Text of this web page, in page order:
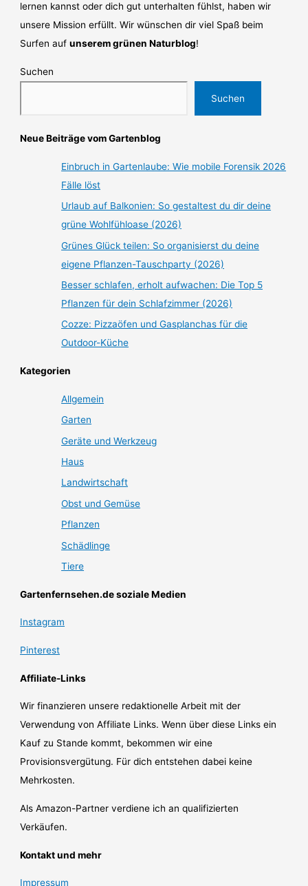
lernen kannst oder dich gut unterhalten fühlst, haben wir
unsere Mission erfüllt. Wir wünschen dir viel Spaß beim
Surfen aufunserem grünen Naturblog!
Suchen
Suchen
Neue Beiträge vom Gartenblog
Einbruch in Gartenlaube: Wie mobile Forensik 2026
Fälle löst
Urlaub auf Balkonien: So gestaltest du dir deine
grüne Wohlfühloase (2026)
Grünes Glück teilen: So organisierst du deine
eigene Pflanzen-Tauschparty (2026)
Besser schlafen, erholt aufwachen: Die Top 5
Pflanzen für dein Schlafzimmer (2026)
Cozze: Pizzaöfen und Gasplanchas für die
Outdoor-Küche
Kategorien
Allgemein
Garten
Geräte und Werkzeug
Haus
Landwirtschaft
Obst und Gemüse
Pflanzen
Schädlinge
Tiere
Gartenfernsehen.de soziale Medien
Instagram
Pinterest
Affiliate-Links
Wir finanzieren unsere redaktionelle Arbeit mit der
Verwendung von Affiliate Links. Wenn über diese Links ein
Kauf zu Stande kommt, bekommen wir eine
Provisionsvergütung. Für dich entstehen dabei keine
Mehrkosten.
Als Amazon-Partner verdiene ich an qualifizierten
Verkäufen.
Kontakt und mehr
Impressum